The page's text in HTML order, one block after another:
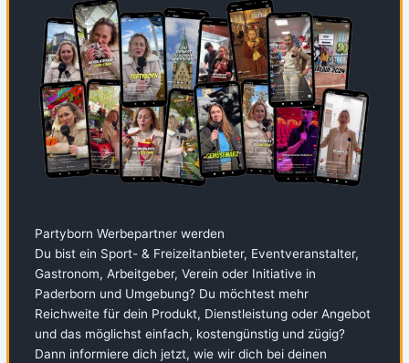
Partyborn Werbepartner werden
Du bist ein Sport- & Freizeitanbieter, Eventveranstalter,
Gastronom, Arbeitgeber, Verein oder Initiative in
Paderborn und Umgebung? Du möchtest mehr
Reichweite für dein Produkt, Dienstleistung oder Angebot
und das möglichst einfach, kostengünstig und zügig?
Dann informiere dich jetzt, wie wir dich bei deinen